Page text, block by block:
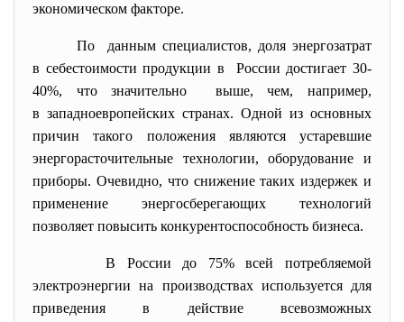
экономическом факторе.
По данным специалистов, доля энергозатрат
в себестоимости продукции в России достигает 30-
40%, что значительно выше, чем, например,
в западноевропейских странах. Одной из основных
причин такого положения являются устаревшие
энергорасточительные технологии, оборудование и
приборы. Очевидно, что снижение таких издержек и
применение энергосберегающих технологий
позволяет повысить конкурентоспособность бизнеса.
В России до 75% всей потребляемой
электроэнергии на производствах используется для
приведения в действие всевозможных